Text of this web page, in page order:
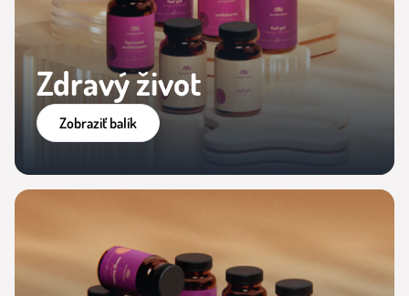
Zdravý život
Zobraziť balík